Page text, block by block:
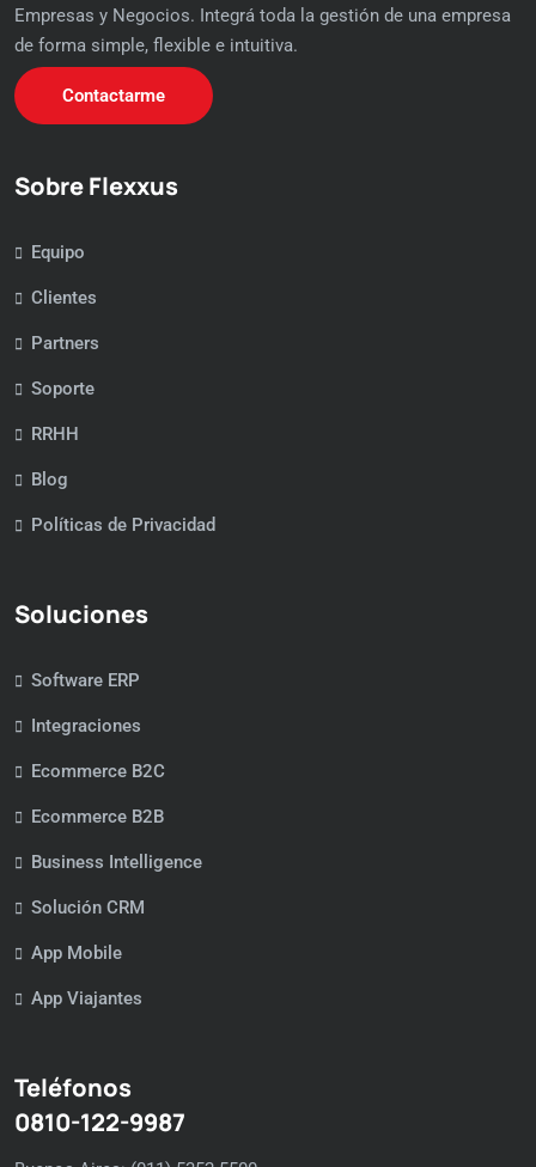
Empresas y Negocios. Integrá toda la gestión de una empresa
de forma simple, flexible e intuitiva.
Contactarme
Sobre Flexxus
Equipo
Clientes
Partners
Soporte
RRHH
Blog
Políticas de Privacidad
Soluciones
Software ERP
Integraciones
Ecommerce B2C
Ecommerce B2B
Business Intelligence
Solución CRM
App Mobile
App Viajantes
Teléfonos
0810-122-9987